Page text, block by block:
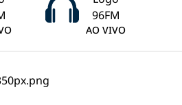
AO VIVO